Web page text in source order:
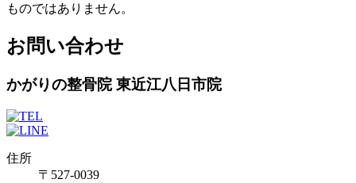
ものではありません。
お問い合わせ
かがりの整骨院 東近江八日市院
住所
〒527-0039